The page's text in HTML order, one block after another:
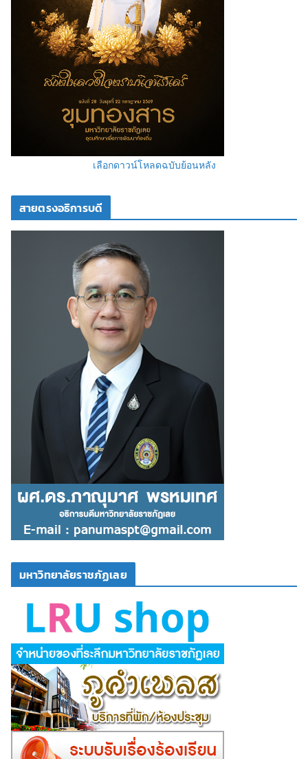
เลือกดาวน์โหลดฉบับย้อนหลัง
สายตรงอธิการบดี
มหาวิทยาลัยราชภัฏเลย